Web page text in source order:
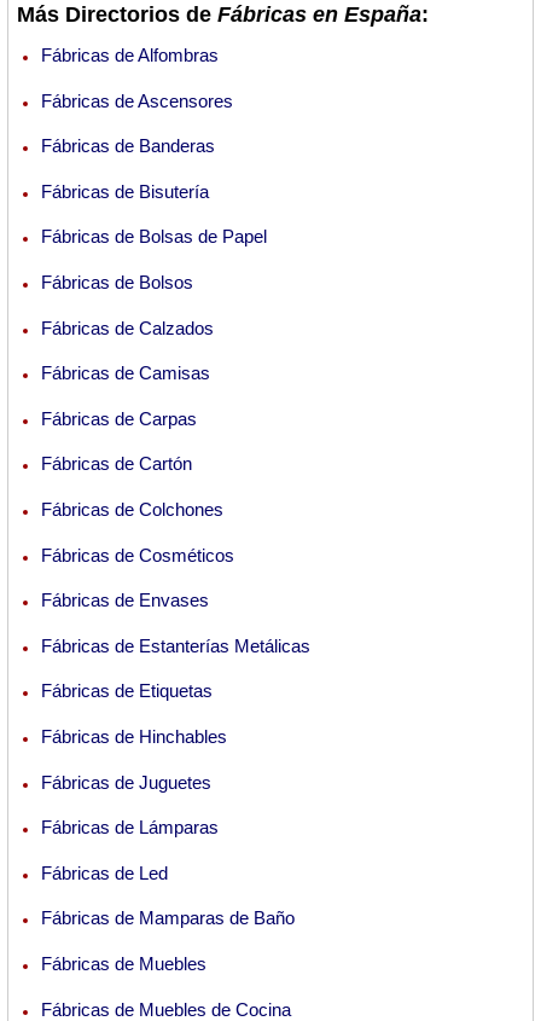
Más Directorios de Fábricas en España:
Fábricas de Alfombras
Fábricas de Ascensores
Fábricas de Banderas
Fábricas de Bisutería
Fábricas de Bolsas de Papel
Fábricas de Bolsos
Fábricas de Calzados
Fábricas de Camisas
Fábricas de Carpas
Fábricas de Cartón
Fábricas de Colchones
Fábricas de Cosméticos
Fábricas de Envases
Fábricas de Estanterías Metálicas
Fábricas de Etiquetas
Fábricas de Hinchables
Fábricas de Juguetes
Fábricas de Lámparas
Fábricas de Led
Fábricas de Mamparas de Baño
Fábricas de Muebles
Fábricas de Muebles de Cocina